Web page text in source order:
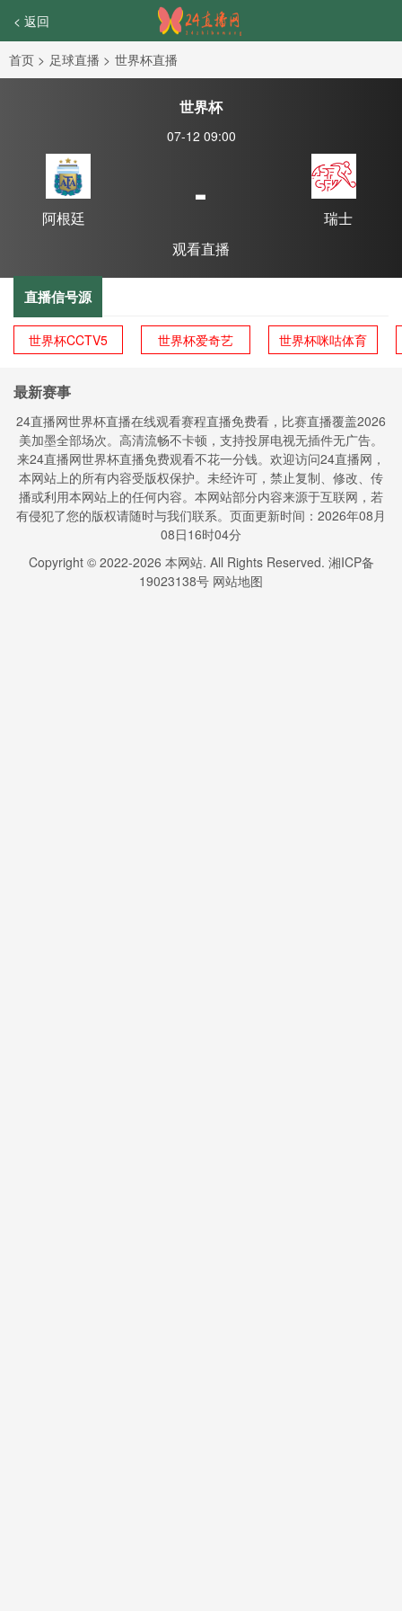
< 返回
首页 > 足球直播 > 世界杯直播
世界杯
07-12 09:00
阿根廷
-
瑞士
观看直播
直播信号源
世界杯CCTV5 世界杯爱奇艺 世界杯咪咕体育
最新赛事
24直播网世界杯直播在线观看赛程直播免费看，比赛直播覆盖2026
美加墨全部场次。高清流畅不卡顿，支持投屏电视无插件无广告。
来24直播网世界杯直播免费观看不花一分钱。欢迎访问24直播网，
本网站上的所有内容受版权保护。未经许可，禁止复制、修改、传
播或利用本网站上的任何内容。本网站部分内容来源于互联网，若
有侵犯了您的版权请随时与我们联系。页面更新时间：2026年08月
08日16时04分
Copyright © 2022-2026 本网站. All Rights Reserved. 湘ICP备
19023138号 网站地图